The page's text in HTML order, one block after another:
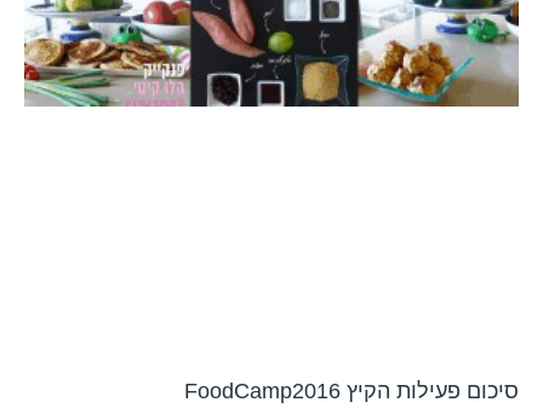
סיכום פעילות הקיץ FoodCamp2016